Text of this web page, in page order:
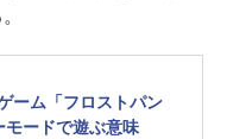
ーム「フロストパン
モードで遊ぶ意味